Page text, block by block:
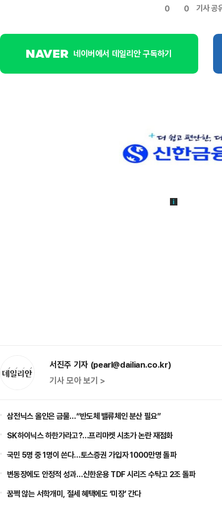
0 0 기사 공
네이버에서 데일리안 구독하기
서진주 기자 (pearl@dailian.co.kr)
기사 모아 보기 >
삼전닉스 올인은 금물…“반도체 밸류체인 분산 필요”
SK하이닉스 하한가라고?…프리마켓 시초가 논란 재점화
국민 5명 중 1명이 쓴다…토스증권 가입자 1000만명 돌파
변동장에도 안정적 성과…신한운용 TDF 시리즈 수탁고 2조 돌파
꿈쩍 않는 서학개미, 절세 혜택에도 ‘미장’ 간다